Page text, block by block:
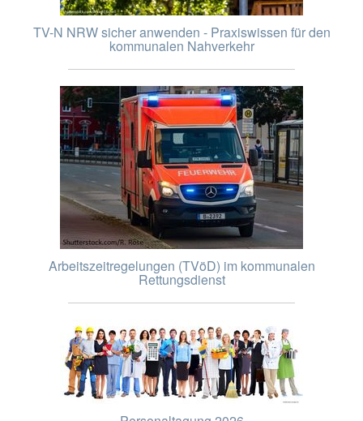
TV-N NRW sicher anwenden - Praxiswissen für den
kommunalen Nahverkehr
Arbeitszeitregelungen (TVöD) im kommunalen
Rettungsdienst